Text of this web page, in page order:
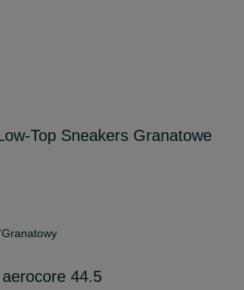
Top Sneakers Granatowe
Granatowy
44.5